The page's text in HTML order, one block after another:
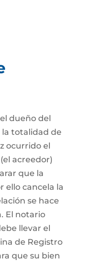
dueño del
totalidad de
ocurrido el
acreedor)
que la
ello cancela la
se hace
El notario
llevar el
de Registro
que su bien